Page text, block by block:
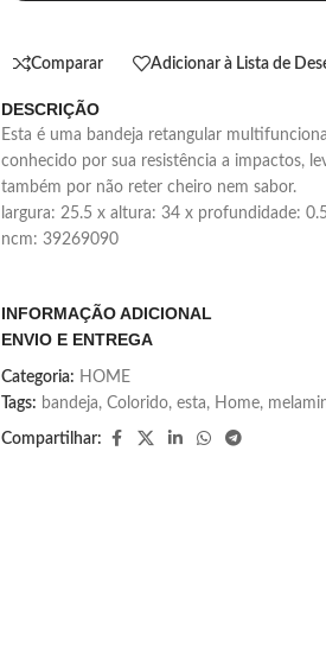
Comparar Adicionar à Lista de
DESCRIÇÃO
esta é uma bandeja retangular multifuncional feita em melamina, material
conhecido por sua resistência a impactos,
também por não reter cheiro nem sabor.
largura: 25.5 x altura: 34 x profundidade: 0.5
ncm: 39269090
INFORMAÇÃO ADICIONAL
ENVIO E ENTREGA
Categoria: HOME
Tags: bandeja, Colorido, esta, Home,
Compartilhar: